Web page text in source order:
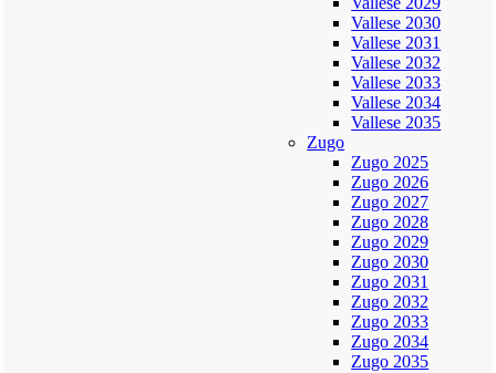
Vallese 2030
Vallese 2031
Vallese 2032
Vallese 2033
Vallese 2034
Vallese 2035
Zugo
Zugo 2025
Zugo 2026
Zugo 2027
Zugo 2028
Zugo 2029
Zugo 2030
Zugo 2031
Zugo 2032
Zugo 2033
Zugo 2034
Zugo 2035